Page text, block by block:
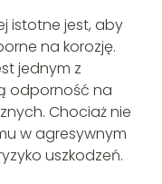
istotne jest, aby
na korozję.
jednym z
odporność na
Chociaż nie
w agresywnym
uszkodzeń.